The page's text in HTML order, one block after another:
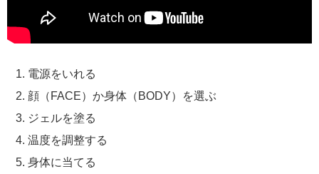
電源をいれる
顔（FACE）か身体（BODY）を選ぶ
ジェルを塗る
温度を調整する
身体に当てる